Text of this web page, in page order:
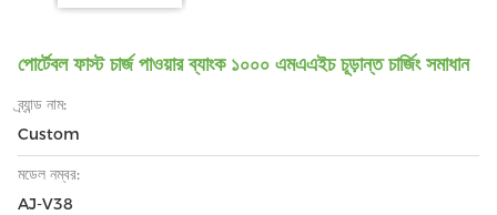
পোর্টেবল ফাস্ট চার্জ পাওয়ার ব্যাংক ১০০০ এমএএইচ চূড়ান্ত চার্জিং সমাধান
ব্র্যান্ড নাম:
Custom
মডেল নম্বর:
AJ-V38